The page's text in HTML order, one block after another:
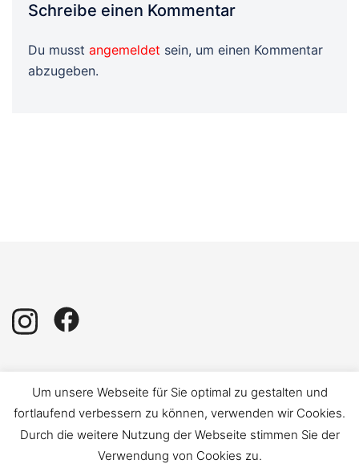
Schreibe einen Kommentar
Du musst angemeldet sein, um einen Kommentar
abzugeben.
Impressum|Datenschutz
Um unsere Webseite für Sie optimal zu gestalten und
fortlaufend verbessern zu können, verwenden wir Cookies.
Durch die weitere Nutzung der Webseite stimmen Sie der
Verwendung von Cookies zu.